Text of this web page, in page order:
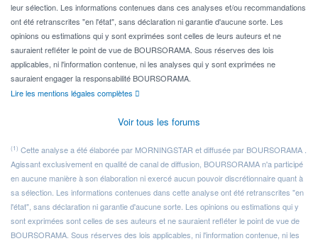
leur sélection. Les informations contenues dans ces analyses et/ou recommandations
ont été retranscrites "en l'état", sans déclaration ni garantie d'aucune sorte. Les
opinions ou estimations qui y sont exprimées sont celles de leurs auteurs et ne
sauraient refléter le point de vue de BOURSORAMA. Sous réserves des lois
applicables, ni l'information contenue, ni les analyses qui y sont exprimées ne
sauraient engager la responsabilité BOURSORAMA.
Lire les mentions légales complètes
Voir tous les forums
(1) Cette analyse a été élaborée par MORNINGSTAR et diffusée par BOURSORAMA .
Agissant exclusivement en qualité de canal de diffusion, BOURSORAMA n'a participé
en aucune manière à son élaboration ni exercé aucun pouvoir discrétionnaire quant à
sa sélection. Les informations contenues dans cette analyse ont été retranscrites "en
l'état", sans déclaration ni garantie d'aucune sorte. Les opinions ou estimations qui y
sont exprimées sont celles de ses auteurs et ne sauraient refléter le point de vue de
BOURSORAMA. Sous réserves des lois applicables, ni l'information contenue, ni les